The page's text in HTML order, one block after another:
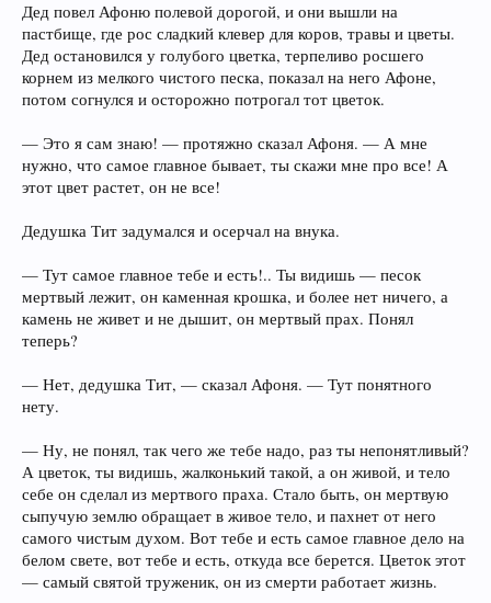
Дед повел Афоню полевой дорогой, и они вышли на
пастбище, где рос сладкий клевер для коров, травы и цветы.
Дед остановился у голубого цветка, терпеливо росшего
корнем из мелкого чистого песка, показал на него Афоне,
потом согнулся и осторожно потрогал тот цветок.
— Это я сам знаю! — протяжно сказал Афоня. — А мне
нужно, что самое главное бывает, ты скажи мне про все! А
этот цвет растет, он не все!
Дедушка Тит задумался и осерчал на внука.
— Тут самое главное тебе и есть!.. Ты видишь — песок
мертвый лежит, он каменная крошка, и более нет ничего, а
камень не живет и не дышит, он мертвый прах. Понял
теперь?
— Нет, дедушка Тит, — сказал Афоня. — Тут понятного
нету.
— Ну, не понял, так чего же тебе надо, раз ты непонятливый?
А цветок, ты видишь, жалконький такой, а он живой, и тело
себе он сделал из мертвого праха. Стало быть, он мертвую
сыпучую землю обращает в живое тело, и пахнет от него
самого чистым духом. Вот тебе и есть самое главное дело на
белом свете, вот тебе и есть, откуда все берется. Цветок этот
— самый святой труженик, он из смерти работает жизнь.